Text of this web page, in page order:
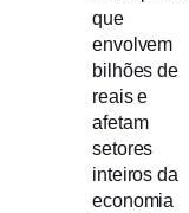
que
envolvem
bilhões de
reais e
afetam
setores
inteiros da
economia